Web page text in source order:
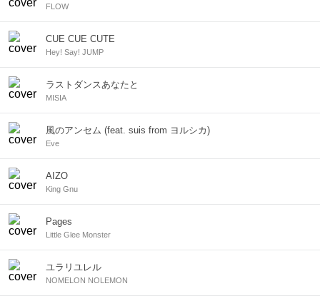
FLOW
CUE CUE CUTE
Hey! Say! JUMP
ラストダンスあなたと
MISIA
風のアンセム (feat. suis from ヨルシカ)
Eve
AIZO
King Gnu
Pages
Little Glee Monster
ユラリユレル
NOMELON NOLEMON